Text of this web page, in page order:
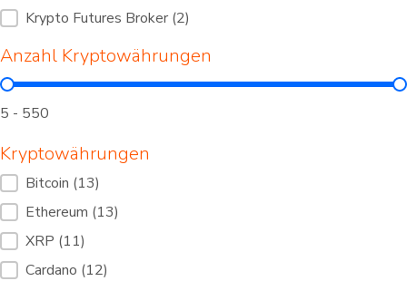
Krypto Futures Broker (2)
Anzahl Kryptowährungen
Anzahl Kryptowährungen
5 - 550
Kryptowährungen
Kryptowährungen
Bitcoin (13)
Ethereum (13)
XRP (11)
Cardano (12)